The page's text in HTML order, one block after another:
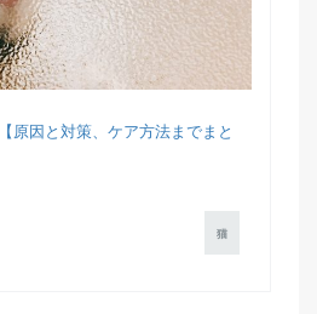
原因と対策、ケア方法までまと
猫